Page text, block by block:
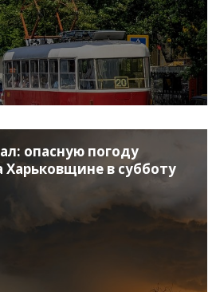
опасную погоду
Харьковщине в субботу